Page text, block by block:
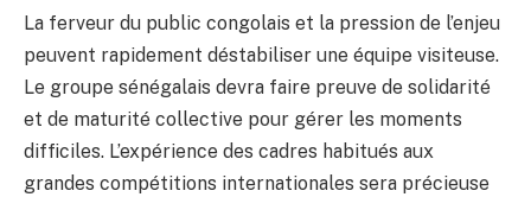
La ferveur du public congolais et la pression de l’enjeu
peuvent rapidement déstabiliser une équipe visiteuse.
Le groupe sénégalais devra faire preuve de solidarité
et de maturité collective pour gérer les moments
difficiles. L’expérience des cadres habitués aux
grandes compétitions internationales sera précieuse